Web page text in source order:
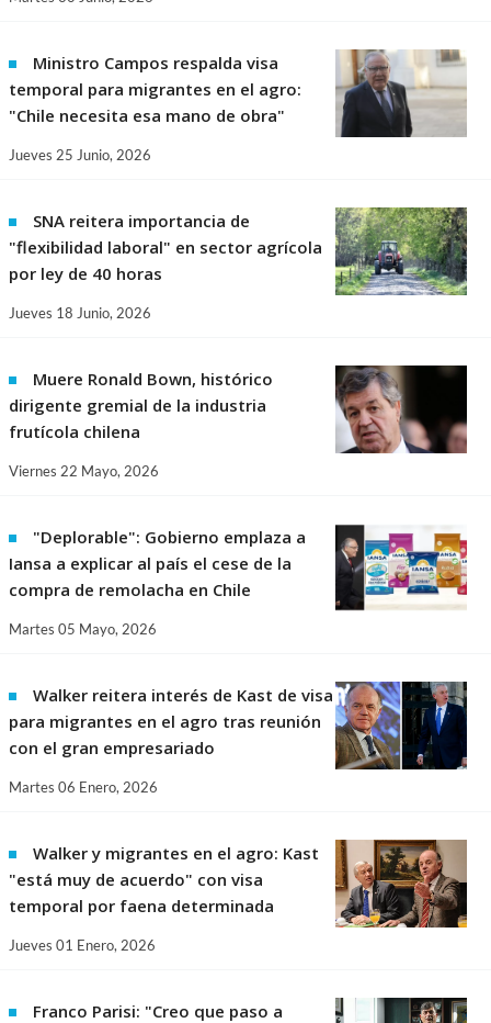
Ministro Campos respalda visa
temporal para migrantes en el agro:
"Chile necesita esa mano de obra"
Jueves 25 Junio, 2026
SNA reitera importancia de
"flexibilidad laboral" en sector agrícola
por ley de 40 horas
Jueves 18 Junio, 2026
Muere Ronald Bown, histórico
dirigente gremial de la industria
frutícola chilena
Viernes 22 Mayo, 2026
"Deplorable": Gobierno emplaza a
Iansa a explicar al país el cese de la
compra de remolacha en Chile
Martes 05 Mayo, 2026
Walker reitera interés de Kast de visa
para migrantes en el agro tras reunión
con el gran empresariado
Martes 06 Enero, 2026
Walker y migrantes en el agro: Kast
"está muy de acuerdo" con visa
temporal por faena determinada
Jueves 01 Enero, 2026
Franco Parisi: "Creo que paso a